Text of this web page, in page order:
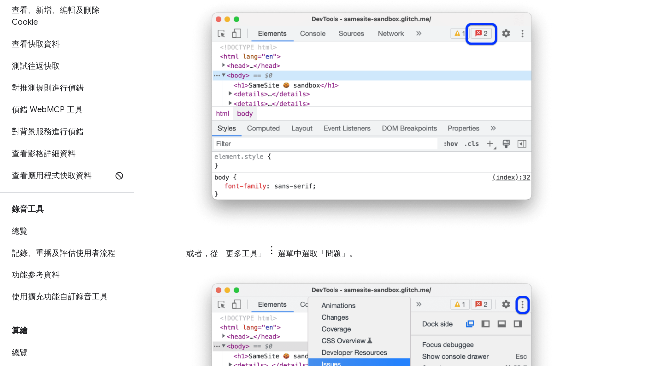
查看、新增、編輯及刪除
Cookie
查看快取資料
測試往返快取
對推測規則進行偵錯
偵錯 WebMCP 工具
對背景服務進行偵錯
查看影格詳細資料
查看應用程式快取資料
錄音工具
總覽
記錄、重播及評估使用者流程
功能參考資料
使用擴充功能自訂錄音工具
算繪
總覽
或者，從「更多工具」 選單中選取「問題」 。